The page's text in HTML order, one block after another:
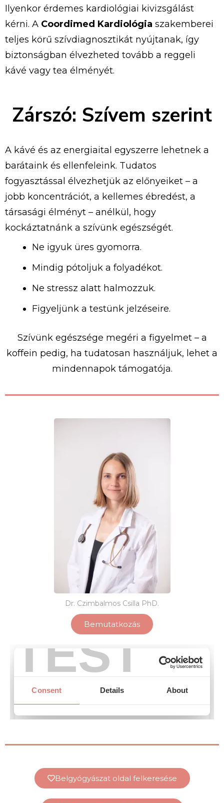
Ilyenkor érdemes kardiológiai kivizsgálást
kérni. A Coordimed Kardiológia szakemberei
teljes körű szívdiagnosztikát nyújtanak, így
biztonságban élvezheted tovább a reggeli
kávé vagy tea élményét.
Zárszó: Szívem szerint
A kávé és az energiaital egyszerre lehetnek a
barátaink és ellenfeleink. Tudatos
fogyasztással élvezhetjük az előnyeiket – a
jobb koncentrációt, a kellemes ébredést, a
társasági élményt – anélkül, hogy
kockáztatnánk a szívünk egészségét.
Ne igyuk üres gyomorra.
Mindig pótoljuk a folyadékot.
Ne stressz alatt halmozzuk.
Figyeljünk a testünk jelzéseire.
Szívünk egészsége megéri a figyelmet – a
koffein pedig, ha tudatosan használjuk, lehet a
mindennapok támogatója.
Dr. Czimbalmos Csilla PhD.
Bemutatkozás
Belgyógyászat oldal felkeresése